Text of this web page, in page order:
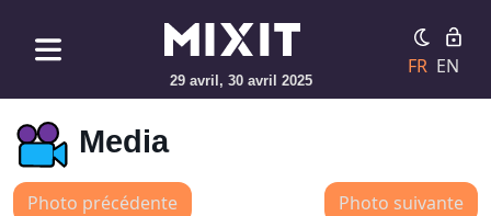
29 avril, 30 avril 2025
FR EN
Media
Photo précédente Photo suivante